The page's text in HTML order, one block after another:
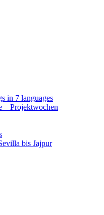
in 7 languages
– Projektwochen
bis Jajpur